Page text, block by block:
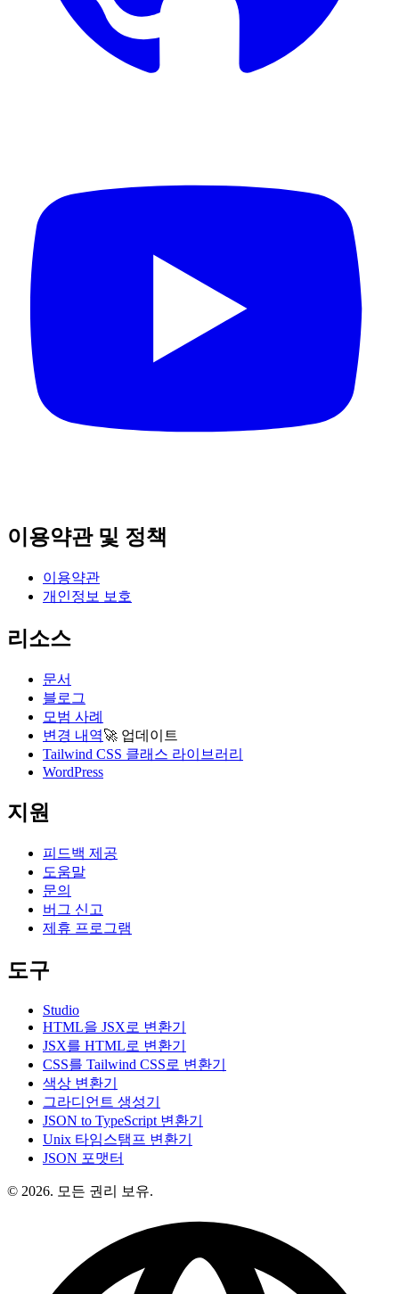
이용약관 및 정책
이용약관
개인정보 보호
리소스
문서
블로그
모범 사례
변경 내역🚀 업데이트
Tailwind CSS 클래스 라이브러리
WordPress
지원
피드백 제공
도움말
문의
버그 신고
제휴 프로그램
도구
Studio
HTML을 JSX로 변환기
JSX를 HTML로 변환기
CSS를 Tailwind CSS로 변환기
색상 변환기
그라디언트 생성기
JSON to TypeScript 변환기
Unix 타임스탬프 변환기
JSON 포맷터
© 2026. 모든 권리 보유.